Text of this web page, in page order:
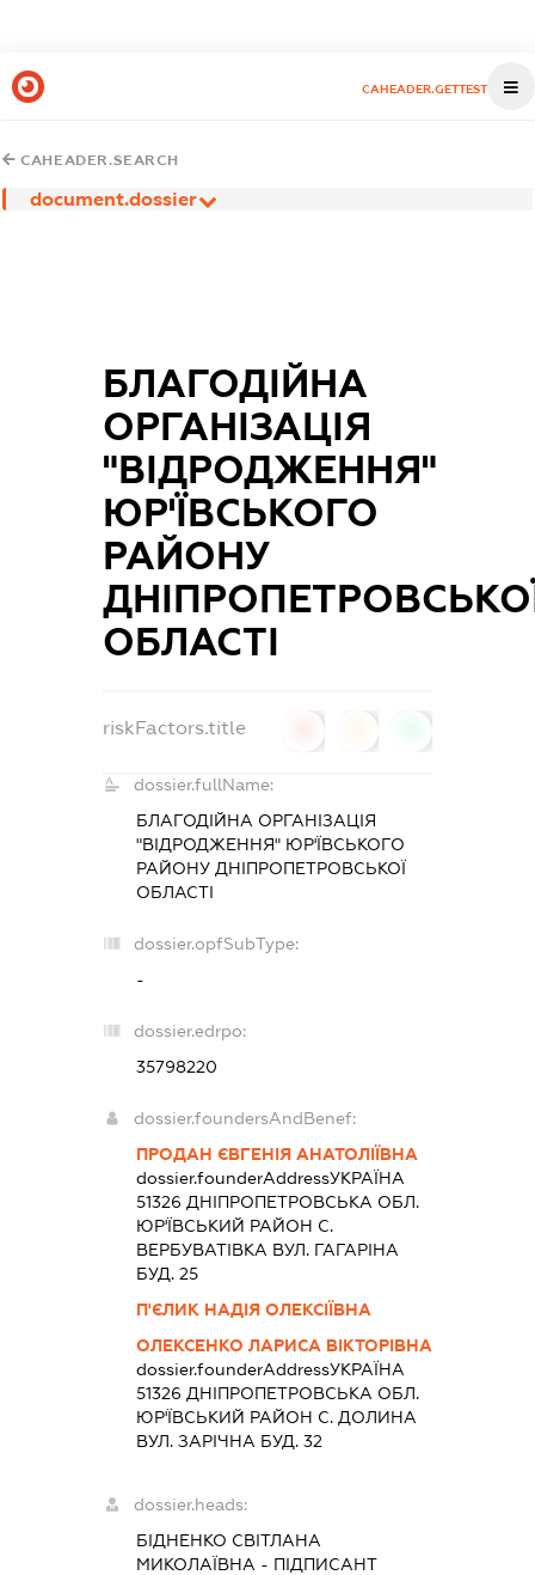
CAHEADER.GETTEST
CAHEADER.SEARCH
document.dossier
БЛАГОДІЙНА
ОРГАНІЗАЦІЯ
"ВІДРОДЖЕННЯ"
ЮР'ЇВСЬКОГО
РАЙОНУ
ОБЛАСТІ
riskFactors.title
dossier.fullName:
БЛАГОДІЙНА ОРГАНІЗАЦІЯ
"ВІДРОДЖЕННЯ" ЮР'ЇВСЬКОГО
РАЙОНУ ДНІПРОПЕТРОВСЬКОЇ
ОБЛАСТІ
dossier.opfSubType:
-
dossier.edrpo:
35798220
dossier.foundersAndBenef:
ПРОДАН ЄВГЕНІЯ АНАТОЛІЇВНА
dossier.founderAddressУКРАЇНА
51326 ДНIПРОПЕТРОВСЬКА ОБЛ.
ЮР'ЇВСЬКИЙ РАЙОН С.
ВЕРБУВАТІВКА ВУЛ. ГАГАРІНА
БУД. 25
П'ЄЛИК НАДІЯ ОЛЕКСІЇВНА
ОЛЕКСЕНКО ЛАРИСА ВІКТОРІВНА
dossier.founderAddressУКРАЇНА
51326 ДНIПРОПЕТРОВСЬКА ОБЛ.
ЮР'ЇВСЬКИЙ РАЙОН С. ДОЛИНА
ВУЛ. ЗАРІЧНА БУД. 32
dossier.heads:
БІДНЕНКО СВІТЛАНА
МИКОЛАЇВНА - ПІДПИСАНТ